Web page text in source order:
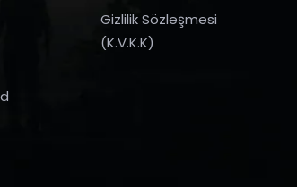
Gizlilik Sözleşmesi
(K.V.K.K)